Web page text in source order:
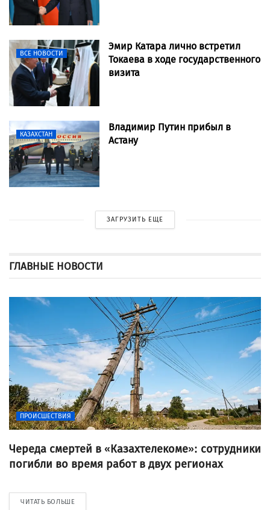
ВСЕ НОВОСТИ
Эмир Катара лично встретил
Токаева в ходе государственного
визита
КАЗАХСТАН
Владимир Путин прибыл в
Астану
ЗАГРУЗИТЬ ЕЩЕ
ГЛАВНЫЕ НОВОСТИ
ПРОИСШЕСТВИЯ
Череда смертей в «Казахтелекоме»: сотрудники
погибли во время работ в двух регионах
ЧИТАТЬ БОЛЬШЕ